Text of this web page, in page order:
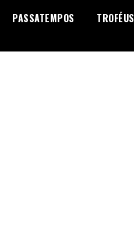
PASSATEMPOS TROFÉUS